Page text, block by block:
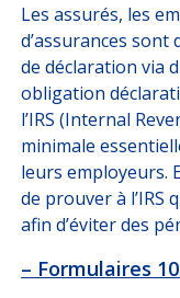
Les assurés, les
d’assurances
de déclaration via
obligation
l’IRS (Internal
minimale
leurs employeurs.
de prouver à l’IRS
afin d’éviter des
– Formulaires